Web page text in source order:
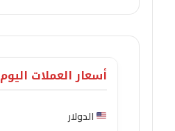
أسعار العملات اليوم
الدولار